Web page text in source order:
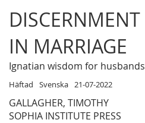
IN MARRIAGE
Ignatian wisdom for
Häftad Svenska 21-07-2022
GALLAGHER, TIMOTHY
SOPHIA INSTITUTE PRESS
Skip
to
the
beginning
of
images
gallery